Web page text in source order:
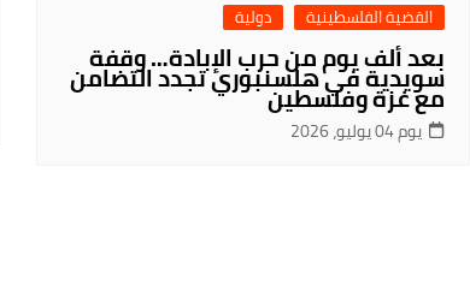
القضية الفلسطينية دولية
بعد ألف يوم من حرب الإبادة… وقفة
سويدية في هلسنبوري تجدد التضامن
مع غزة وفلسطين
يوم 04 يوليو، 2026